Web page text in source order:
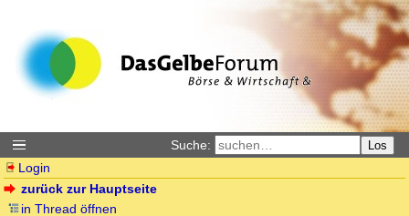
Suche: Los
Login
zurück zur Hauptseite
in Thread öffnen